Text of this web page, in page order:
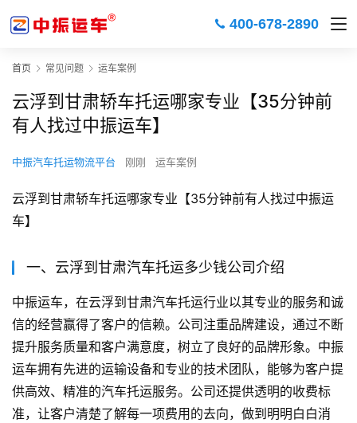
400-678-2890
首页 常见问题 运车案例
云浮到甘肃轿车托运哪家专业【35分钟前
有人找过中振运车】
中振汽车托运物流平台 刚刚 运车案例
云浮到甘肃轿车托运哪家专业【35分钟前有人找过中振运
车】
一、云浮到甘肃汽车托运多少钱公司介绍
中振运车，在云浮到甘肃汽车托运行业以其专业的服务和诚
信的经营赢得了客户的信赖。公司注重品牌建设，通过不断
提升服务质量和客户满意度，树立了良好的品牌形象。中振
运车拥有先进的运输设备和专业的技术团队，能够为客户提
供高效、精准的汽车托运服务。公司还提供透明的收费标
准，让客户清楚了解每一项费用的去向，做到明明白白消